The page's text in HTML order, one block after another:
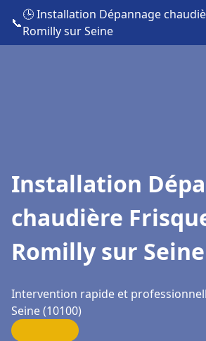
📞
🕒 Installation Dépannage
Romilly sur Seine
Installation
chaudière
Romilly sur Seine
Intervention rapide et
Seine (10100)